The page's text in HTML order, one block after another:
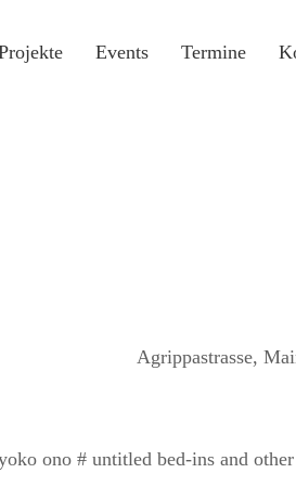
Events Termine
Agrippastrasse,
ono # untitled bed-ins and